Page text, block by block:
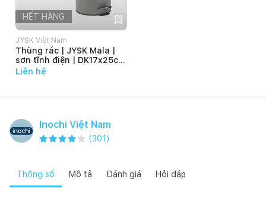
HẾT HÀNG
JYSK Việt Nam
Thùng rác | JYSK Mala |
sơn tĩnh điện | DK17x25cm
(3L)
Liên hệ
Inochi Việt Nam
(301 )
Thông số Mô tả Đánh giá Hỏi đáp